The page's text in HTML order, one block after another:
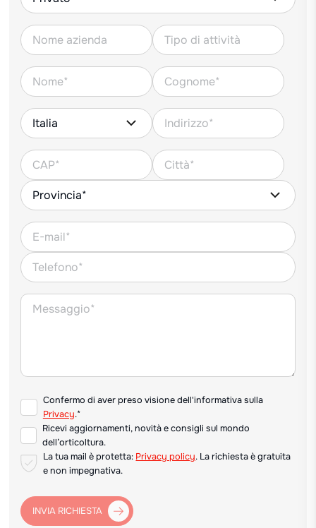
Confermo di aver preso visione dell'informativa sulla
Privacy.*
Ricevi aggiornamenti, novità e consigli sul mondo
dell’orticoltura.
La tua mail è protetta: Privacy policy. La richiesta è gratuita
e non impegnativa.
INVIA RICHIESTA